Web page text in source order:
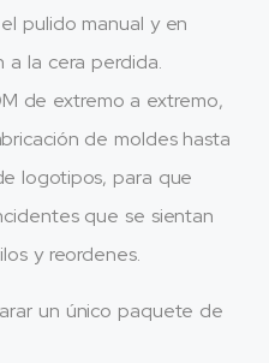
pulido manual y en
a la cera perdida.
de extremo a extremo,
de moldes hasta
logotipos, para que
que se sientan
y reordenes.
un único paquete de